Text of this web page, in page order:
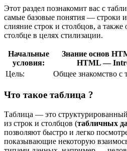
Этот раздел познакомит вас с
самые базовые понятия — строки
слияние строк и столбцов, а также
столбце в целях стилизации.
Начальные
условия:
Знание основ
HTML —
Цель:
Общее знакомство с
Что такое таблица ?
Таблица — это
из строк и столбцов (табличных
позволяют быстро и легко
показывающие некоторую